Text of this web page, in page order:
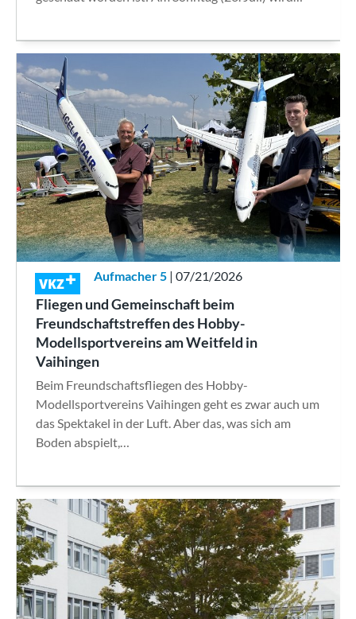
VKZ Aufmacher 5 | 07/21/2026
Fliegen und Gemeinschaft beim
Freundschaftstreffen des Hobby-
Modellsportvereins am Weitfeld in
Vaihingen
Beim Freundschaftsfliegen des Hobby-
Modellsportvereins Vaihingen geht es zwar auch um
das Spektakel in der Luft. Aber das, was sich am
Boden abspielt,…